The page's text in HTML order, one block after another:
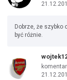
Dobrze, że szybko
być różnie.